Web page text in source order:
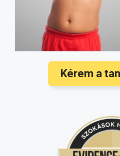
orvosi ajánlások
Hallójárat gyulladás
megelőzése a
ajánlások alapján
Kérem a